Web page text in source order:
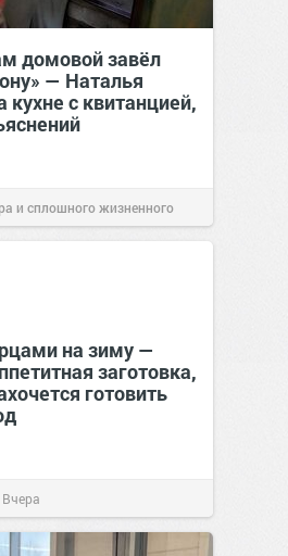
домовой завёл
— Наталья
кухне с квитанцией,
и сплошного жизненного
07 авг 2026
на зиму —
заготовка,
готовить
Вчера